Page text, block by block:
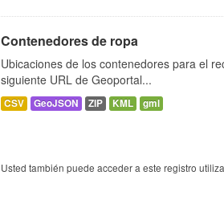
Contenedores de ropa
Ubicaciones de los contenedores para el
siguiente URL de Geoportal...
CSV GeoJSON ZIP KML gml
Usted también puede acceder a este registro